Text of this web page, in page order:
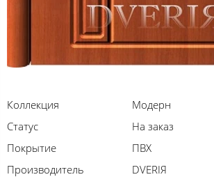
Коллекция
Модерн
Статус
На заказ
Покрытие
ПВХ
Производитель
DVERIЯ